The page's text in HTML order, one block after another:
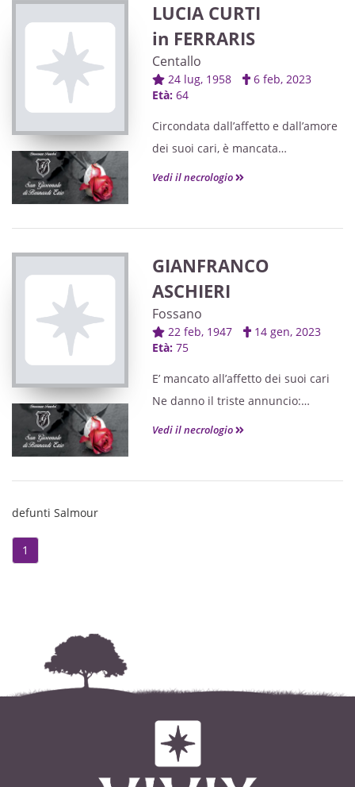
NOVEMBRE alle ore 16 nella Chiesa
Parrocchiale di SALMOUR, partendo
dall'Ospedale Hospice di Busca alle
ore 15.
Il S. Rosario verrà recitato VENERDI'
alle ore 20,30 nella chiesa di
Salmour.
nella Chiesa di Salmour.
17
ore 17.
LUCIA CURTI
in FERRARIS
Centallo
24 lug, 1958
6 feb, 2023
Età: 64
Circondata dall’affetto e dall’amore
dei suoi cari, è mancata
Lo annunciano con profondo
piccolo TOMMASO,
i fratelli ROBERTO con GRAZIA,
GRAZIELLA,
i nipoti ANDREA, MAURIZIO,
CRISTINA, MICHELA, ELEONORA e
FRANCESCO,
tutti.
I funerali avranno luogo
ore 18.00 in Parrocchia a Centallo;
TRIGESIMA: Venerdì 10 Marzo alle
ore 18.00 in Parrocchia a Centallo;
Vedi il necrologio
GIANFRANCO
ASCHIERI
Fossano
22 feb, 1947
14 gen, 2023
Età: 75
E’ mancato all’affetto dei suoi cari
Ne danno il triste annuncio:
i figli PAOLO con ELENA, GIORGIO,
Seguirà la Tumulazione presso il
ROSARIO: Domenica 15 Gennaio
alle ore 19 nella Parr. di
Sant’Antonio Abate;
Vedi il necrologio
defunti Salmour
1